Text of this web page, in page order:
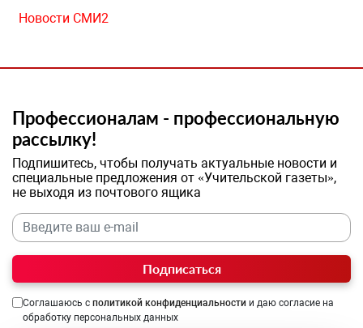
Новости СМИ2
Профессионалам - профессиональную
рассылку!
Подпишитесь, чтобы получать актуальные новости и
специальные предложения от «Учительской газеты»,
не выходя из почтового ящика
Подписаться
Соглашаюсь с политикой конфиденциальности и даю согласие на
обработку персональных данных